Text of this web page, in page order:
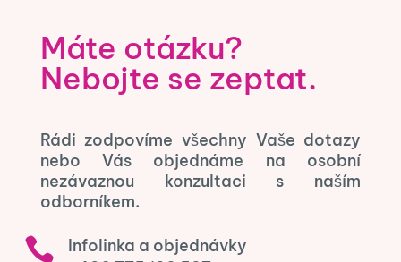
Máte otázku?
Nebojte se zeptat.
Rádi zodpovíme všechny Vaše dotazy
nebo Vás objednáme na osobní
nezávaznou konzultaci s naším
odborníkem.

Infolinka a objednávky